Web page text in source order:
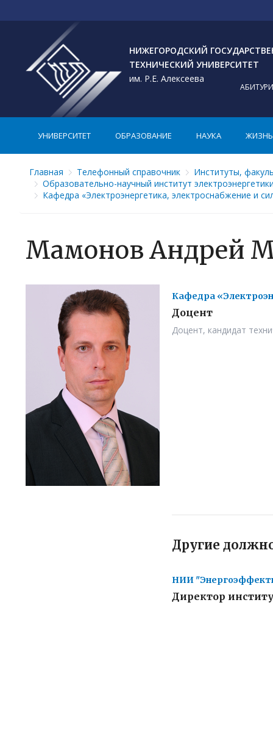
НИЖЕГОРОДСКИЙ
ТЕХНИЧЕСКИЙ УНИВЕРСИТЕТ
им. Р.Е. Алексеева
УНИВЕРСИТЕТ ОБРАЗОВАНИЕ НАУКА ЖИЗНЬ
Главная Телефонный справочник
Институты,
Образовательно-научный институт
Кафедра «Электроэнергетика, электроснабжение и
Мамонов Андрей
Кафедра
Доцент
Доцент, кандидат
Другие
НИИ
Директор